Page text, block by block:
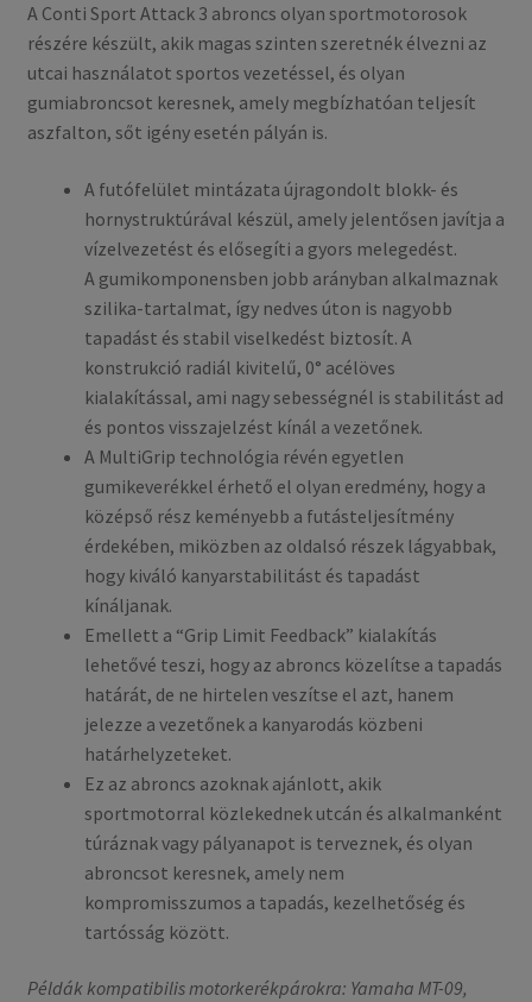
A Conti Sport Attack 3 abroncs olyan sportmotorosok
részére készült, akik magas szinten szeretnék élvezni az
utcai használatot sportos vezetéssel, és olyan
gumiabroncsot keresnek, amely megbízhatóan teljesít
aszfalton, sőt igény esetén pályán is.
A futófelület mintázata újragondolt blokk- és
hornystruktúrával készül, amely jelentősen javítja a
vízelvezetést és elősegíti a gyors melegedést.
A gumikomponensben jobb arányban alkalmaznak
szilika-tartalmat, így nedves úton is nagyobb
tapadást és stabil viselkedést biztosít. A
konstrukció radiál kivitelű, 0° acélöves
kialakítással, ami nagy sebességnél is stabilitást ad
és pontos visszajelzést kínál a vezetőnek.
A MultiGrip technológia révén egyetlen
gumikeverékkel érhető el olyan eredmény, hogy a
középső rész keményebb a futásteljesítmény
érdekében, miközben az oldalsó részek lágyabbak,
hogy kiváló kanyarstabilitást és tapadást
kínáljanak.
Emellett a “Grip Limit Feedback” kialakítás
lehetővé teszi, hogy az abroncs közelítse a tapadás
határát, de ne hirtelen veszítse el azt, hanem
jelezze a vezetőnek a kanyarodás közbeni
határhelyzeteket.
Ez az abroncs azoknak ajánlott, akik
sportmotorral közlekednek utcán és alkalmanként
túráznak vagy pályanapot is terveznek, és olyan
abroncsot keresnek, amely nem
kompromisszumos a tapadás, kezelhetőség és
tartósság között.
Példák kompatibilis motorkerékpárokra: Yamaha MT-09,